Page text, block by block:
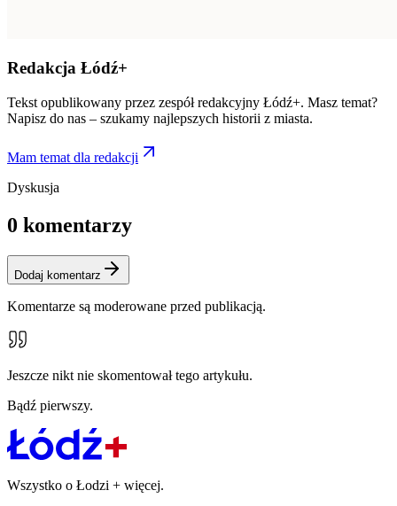
Redakcja Łódź+
Tekst opublikowany przez zespół redakcyjny Łódź+. Masz temat?
Napisz do nas – szukamy najlepszych historii z miasta.
Mam temat dla redakcji
Dyskusja
0 komentarzy
Dodaj komentarz
Komentarze są moderowane przed publikacją.
Jeszcze nikt nie skomentował tego artykułu.
Bądź pierwszy.
Wszystko o Łodzi + więcej.